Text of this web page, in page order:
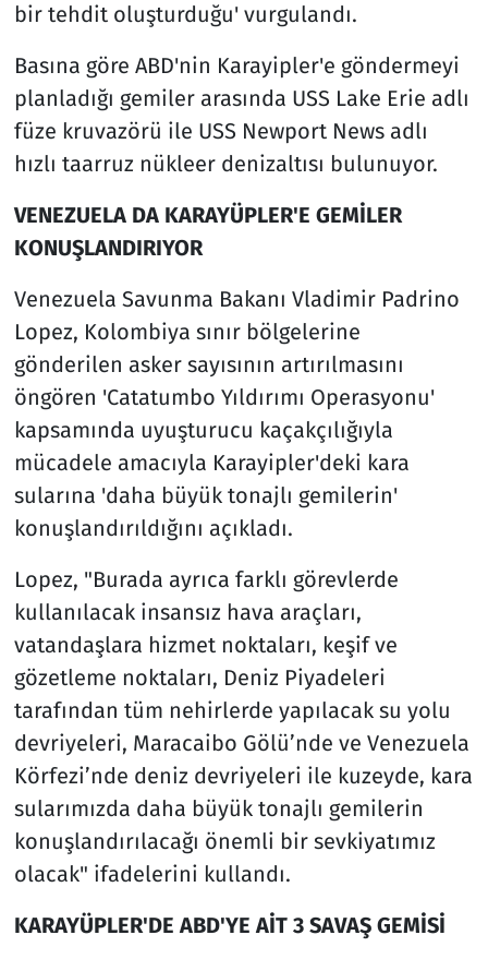
bir tehdit oluşturduğu' vurgulandı.
Basına göre ABD'nin Karayipler'e göndermeyi
planladığı gemiler arasında USS Lake Erie adlı
füze kruvazörü ile USS Newport News adlı
hızlı taarruz nükleer denizaltısı bulunuyor.
VENEZUELA DA KARAYÜPLER'E GEMİLER
KONUŞLANDIRIYOR
Venezuela Savunma Bakanı Vladimir Padrino
Lopez, Kolombiya sınır bölgelerine
gönderilen asker sayısının artırılmasını
öngören 'Catatumbo Yıldırımı Operasyonu'
kapsamında uyuşturucu kaçakçılığıyla
mücadele amacıyla Karayipler'deki kara
sularına 'daha büyük tonajlı gemilerin'
konuşlandırıldığını açıkladı.
Lopez, "Burada ayrıca farklı görevlerde
kullanılacak insansız hava araçları,
vatandaşlara hizmet noktaları, keşif ve
gözetleme noktaları, Deniz Piyadeleri
tarafından tüm nehirlerde yapılacak su yolu
devriyeleri, Maracaibo Gölü’nde ve Venezuela
Körfezi’nde deniz devriyeleri ile kuzeyde, kara
sularımızda daha büyük tonajlı gemilerin
konuşlandırılacağı önemli bir sevkiyatımız
olacak" ifadelerini kullandı.
KARAYÜPLER'DE ABD'YE AİT 3 SAVAŞ GEMİSİ